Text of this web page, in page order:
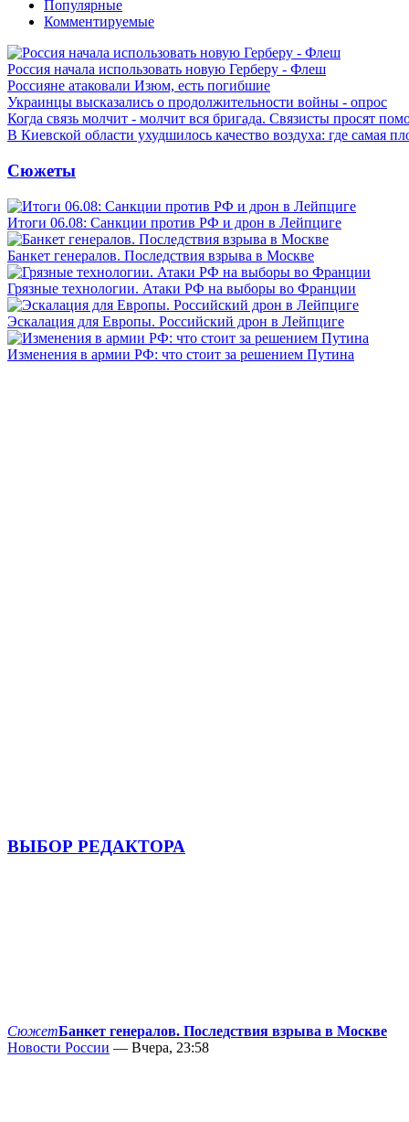
Популярные
Комментируемые
Россия начала использовать новую Герберу - Флеш
Россияне атаковали Изюм, есть погибшие
Украинцы высказались о продолжительности войны - опрос
Когда связь молчит - молчит вся бригада. Связисты просят
В Киевской области ухудшилось качество воздуха: где самая
Сюжеты
Итоги 06.08: Санкции против РФ и дрон в Лейпциге
Банкет генералов. Последствия взрыва в Москве
Грязные технологии. Атаки РФ на выборы во Франции
Эскалация для Европы. Российский дрон в Лейпциге
Изменения в армии РФ: что стоит за решением Путина
ВЫБОР РЕДАКТОРА
СюжетБанкет генералов. Последствия взрыва в Москве
Новости России — Вчера, 23:58